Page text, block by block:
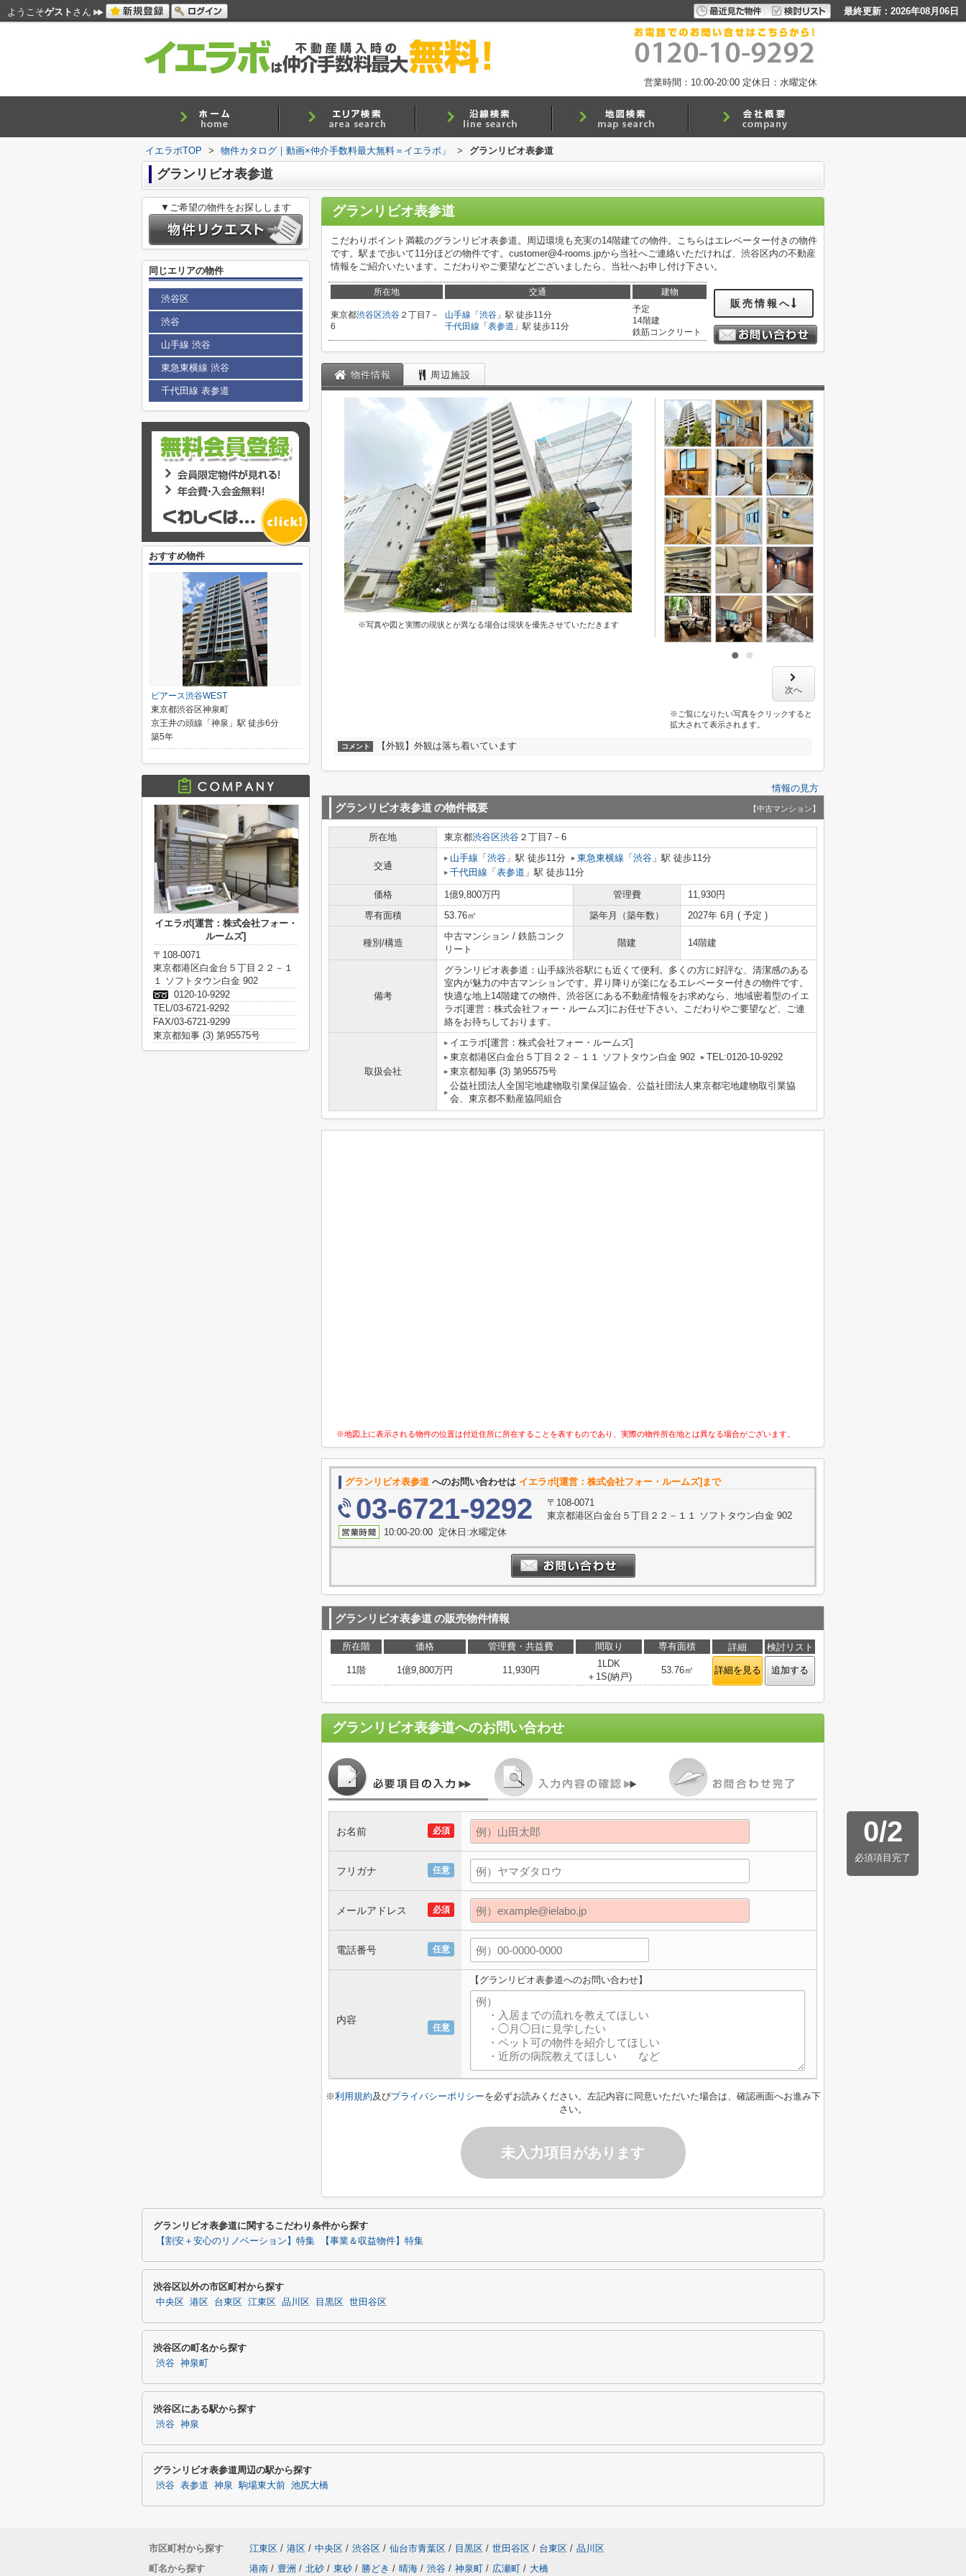
ようこそゲスト さん 最終更新：2026年08月06日
営業時間：10:00-20:00 定休日：水曜定休
イエラボTOP > 物件カタログ｜動画×仲介手数料最大無料＝イエラボ」 > グランリビオ表参道
グランリビオ表参道
グランリビオ表参道
こだわりポイント満載のグランリビオ表参道。周辺環境も充実の14階建ての物件。こちらはエレベーター付きの物件
です。駅まで歩いて11分ほどの物件です。customer@4-rooms.jpから当社へご連絡いただければ、渋谷区内の不動産
情報をご紹介いたいます。こだわりやご要望などございましたら、当社へお申し付け下さい。
所在地 交通 建物
東京都渋谷区渋谷 ２丁目7－
6
山手線 「 渋谷 」駅 徒歩11分
千代田線 「 表参道 」駅 徒歩11分
予定
14階建
鉄筋コンクリート
販売情報へ
物件情報 周辺施設
※写真や図と実際の現状とが異なる場合は現状を優先させていただきます
次へ
※ご覧になりたい写真をクリックすると
拡大されて表示されます。
コメント 【外観】外観は落ち着いています
情報の見方
グランリビオ表参道の物件概要 【中古マンション】
所在地 東京都渋谷区渋谷 ２丁目7－6
交通
山手線 「 渋谷 」駅 徒歩11分 東急東横線 「 渋谷 」駅 徒歩11分
千代田線 「 表参道 」駅 徒歩11分
価格 1億9,800万円 管理費
11,930円
専有面積
53.76㎡ 築年月（築年数） 2027年 6月 ( 予定 )
種別/構造
中古マンション / 鉄筋コンク
リート
階建 14階建
備考
グランリビオ表参道：山手線渋谷駅にも近くて便利。多くの方に好評な、清潔感のある
室内が魅力の中古マンションです。昇り降りが楽になるエレベーター付きの物件です。
快適な地上14階建ての物件。渋谷区にある不動産情報をお求めなら、地域密着型のイエ
ラボ[運営：株式会社フォー・ルームズ]にお任せ下さい。こだわりやご要望など、ご連
絡をお待ちしております。
取扱会社
イエラボ[運営：株式会社フォー・ルームズ]
東京都港区白金台５丁目２２－１１ ソフトタウン白金 902
TEL:0120-10-9292
東京都知事 (3) 第95575号
公益社団法人全国宅地建物取引業保証協会、公益社団法人東京都宅地建物取引業協
会、東京都不動産協同組合
※地図上に表示される物件の位置は付近住所に所在することを表すものであり、実際の物件所在地とは異なる場合がございます。
グランリビオ表参道 へのお問い合わせは イエラボ[運営：株式会社フォー・ルームズ]まで
03-6721-9292
〒108-0071
東京都港区白金台５丁目２２－１１ ソフトタウン白金 902
10:00-20:00 定休日:水曜定休
グランリビオ表参道の販売物件情報
所在階 価格 管理費・共益費 間取り 専有面積 詳細 検討リスト
11階 1億9,800万円 11,930円
1LDK
＋1S(納戸)
53.76㎡ 詳細を見る 追加する
グランリビオ表参道へのお問い合わせ
0/2
必須項目完了
必須
お名前
任意
フリガナ
必須
メールアドレス
任意
電話番号
任意
内容
【グランリビオ表参道へのお問い合わせ】
※利用規約及びプライバシーポリシーを必ずお読みください。左記内容に同意いただいた場合は、確認画面へお進み下
さい。
未入力項目があります
▼ご希望の物件をお探しします
同じエリアの物件
渋谷区
渋谷
山手線 渋谷
東急東横線 渋谷
千代田線 表参道
おすすめ物件
ピアース渋谷WEST
東京都渋谷区神泉町
京王井の頭線「神泉」駅 徒歩6分
築5年
イエラボ[運営：株式会社フォー・
ルームズ]
〒108-0071
東京都港区白金台５丁目２２－１
１ ソフトタウン白金 902
0120-10-9292
TEL/03-6721-9292
FAX/03-6721-9299
東京都知事 (3) 第95575号
グランリビオ表参道に関するこだわり条件から探す
【割安＋安心のリノベーション】特集 【事業＆収益物件】特集
渋谷区以外の市区町村から探す
中央区 港区 台東区 江東区 品川区 目黒区 世田谷区
渋谷区の町名から探す
渋谷 神泉町
渋谷区にある駅から探す
渋谷 神泉
グランリビオ表参道周辺の駅から探す
渋谷 表参道 神泉 駒場東大前 池尻大橋
市区町村から探す 江東区 / 港区 / 中央区 / 渋谷区 / 仙台市青葉区 / 目黒区 / 世田谷区 / 台東区 / 品川区
町名から探す
港南 / 豊洲 / 北砂 / 東砂 / 勝どき / 晴海 / 渋谷 / 神泉町 / 広瀬町 / 大橋